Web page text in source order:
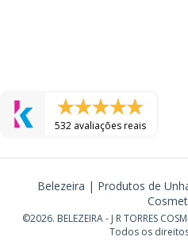
532 avaliações reais
Belezeira | Produtos de
©2026. BELEZEIRA - J R TORRES
Todos os